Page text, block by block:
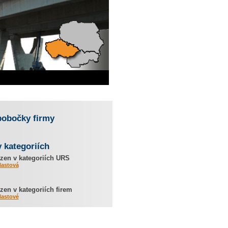
firmy
kategoriích
v kategoriích URS
v kategoriích firem